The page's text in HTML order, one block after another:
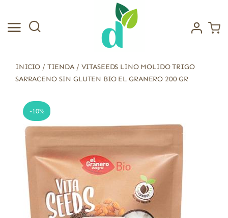
contenido
INICIO / TIENDA/ VITASEEDS LINO MOLIDO TRIGO
SARRACENO SIN GLUTEN BIO EL GRANERO 200 GR
-10%